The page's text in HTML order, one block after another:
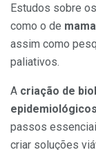
Estudos sobre
como o de mama
assim como
paliativos.
A criação de
passos
criar soluções